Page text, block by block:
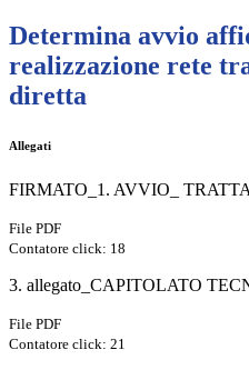
Determina avvio
realizzazione rete
diretta
Allegati
FIRMATO_1. AVVIO_
File PDF
Contatore click: 18
3. allegato_CAPITOLATO
File PDF
Contatore click: 21